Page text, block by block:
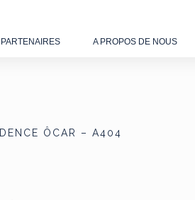
A PROPOS DE NOUS
ÔCAR – A404